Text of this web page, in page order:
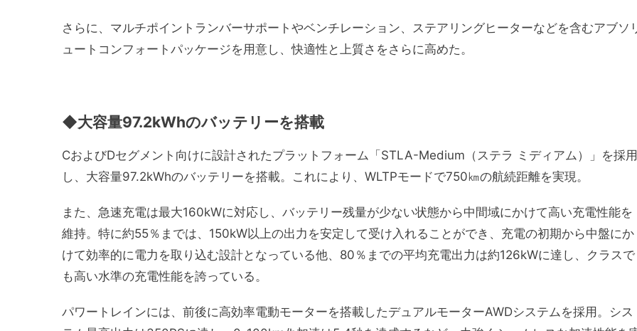
さらに、マルチポイントランバーサポートやベンチレーション、ステアリングヒーターなどを含むアブソ
ュートコンフォートパッケージを用意し、快適性と上質さをさらに高めた。
◆大容量97.2kWhのバッテリーを搭載
CおよびDセグメント向けに設計されたプラットフォーム「STLA-Medium（ステラ ミディアム）」を採用
し、大容量97.2kWhのバッテリーを搭載。これにより、WLTPモードで750㎞の航続距離を実現。
また、急速充電は最大160kWに対応し、バッテリー残量が少ない状態から中間域にかけて高い充電性能を
維持。特に約55％までは、150kW以上の出力を安定して受け入れることができ、充電の初期から中盤にか
けて効率的に電力を取り込む設計となっている他、80％までの平均充電出力は約126kWに達し、クラスで
も高い水準の充電性能を誇っている。
パワートレインには、前後に高効率電動モーターを搭載したデュアルモーターAWDシステムを採用。シス